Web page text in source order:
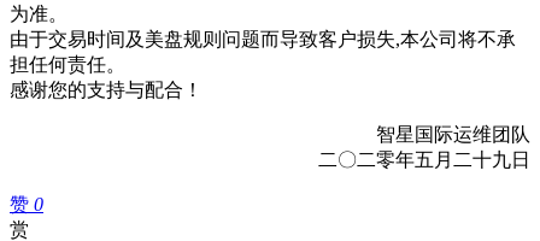
为准。
由于交易时间及美盘规则问题而导致客户损失,本公司将不承
担任何责任。
感谢您的支持与配合！
智星国际运维团队
二〇二零年五月二十九日
赞 0
赏